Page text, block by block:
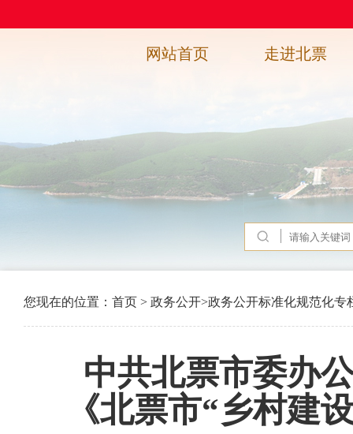
网站首页 走进北票
您现在的位置： 首页 > 政务公开>政务公开标准化规范化专
中共北票市委办
《北票市“乡村建